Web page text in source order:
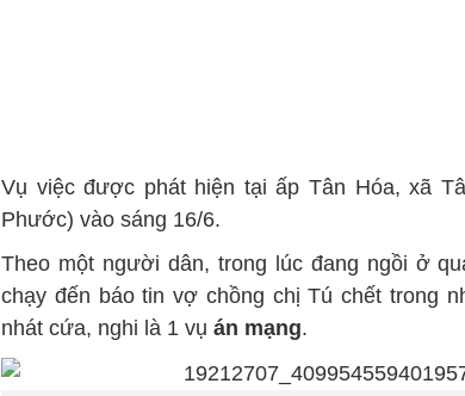
Vụ việc được phát hiện tại ấp Tân Hóa, xã
Phước) vào sáng 16/6.
Theo một người dân, trong lúc đang ngồi ở
chạy đến báo tin vợ chồng chị Tú chết trong
nhát cứa, nghi là 1 vụ án mạng.